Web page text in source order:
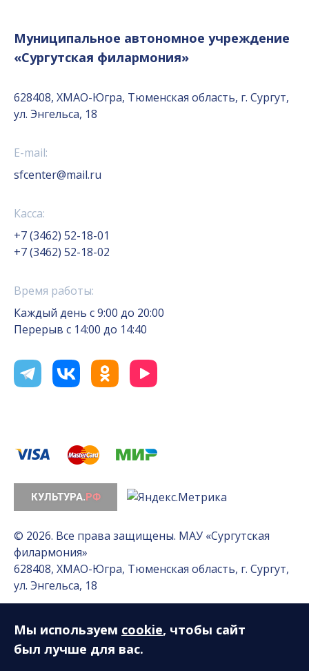
Муниципальное автономное учреждение
«Сургутская филармония»
628408, ХМАО-Югра, Тюменская область, г. Сургут,
ул. Энгельса, 18
E-mail:
sfcenter@mail.ru
Касса:
+7 (3462) 52-18-01
+7 (3462) 52-18-02
Время работы:
Каждый день с 9:00 до 20:00
Перерыв с 14:00 до 14:40
© 2026. Все права защищены. МАУ «Сургутская
филармония»
628408, ХМАО-Югра, Тюменская область, г. Сургут,
ул. Энгельса, 18
Разработка сайта — Интернет-лаборатория
«Делиссимо»
Мы используем cookie, чтобы сайт
был лучше для вас.